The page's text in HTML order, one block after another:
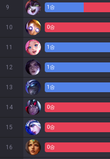
9 1 승
10 0승
11 1 승
12 1 승
13 1 승
14 0승
15 0승
16 0승